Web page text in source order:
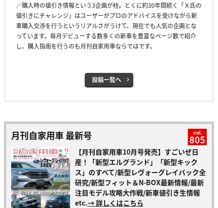
／購入時の値引き情報という3企画が柱。とくに約30年間続く「Ｘ氏の
値引きにチャレンジ」はユーザーがプロのアドバイスを受けながら新
車購入交渉を行うというリアルさがうけて、現在でも人気の企画とな
っています。毎月デビューする数多くの新車を豊富なページ数で紹介
し、購入指南を行うのも月刊自家用車ならではです。
投稿一覧へ
月刊自家用車 最新号 vol.
805
【月刊自家用車10月号発売】すごいぜ日
産！「新型エルグランド」「新型キック
ス」のすべて/新型レヴォーグレイバック全
研究/新型フィット＆N-BOX最新情報/最新
注目モデル攻略大作戦/新車値引き生情報
etc.→ 詳しくはこちら